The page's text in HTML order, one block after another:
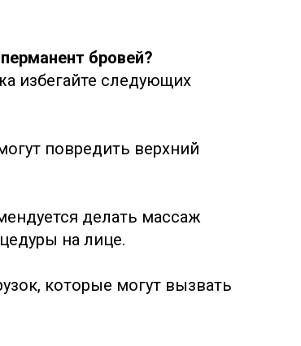
бровей?
избегайте следующих
повредить верхний
делать массаж
на лице.
которые могут вызвать